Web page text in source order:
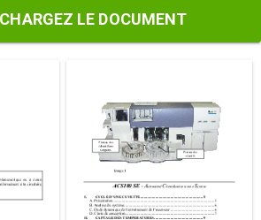
LE DOCUMENT